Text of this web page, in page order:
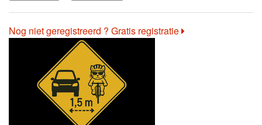
Nog niet geregistreerd ? Gratis registratie